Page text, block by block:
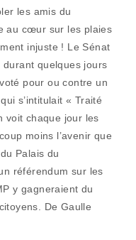
les amis du
au cœur sur les plaies
injuste ! Le Sénat
durant quelques jours
pour ou contre un
s’intitulait « Traité
voit chaque jour les
moins l’avenir que
Palais du
référendum sur les
y gagneraient du
De Gaulle